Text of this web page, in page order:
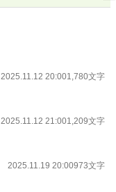
2025.11.12 20:001,780文字
2025.11.12 21:001,209文字
2025.11.19 20:00973文字